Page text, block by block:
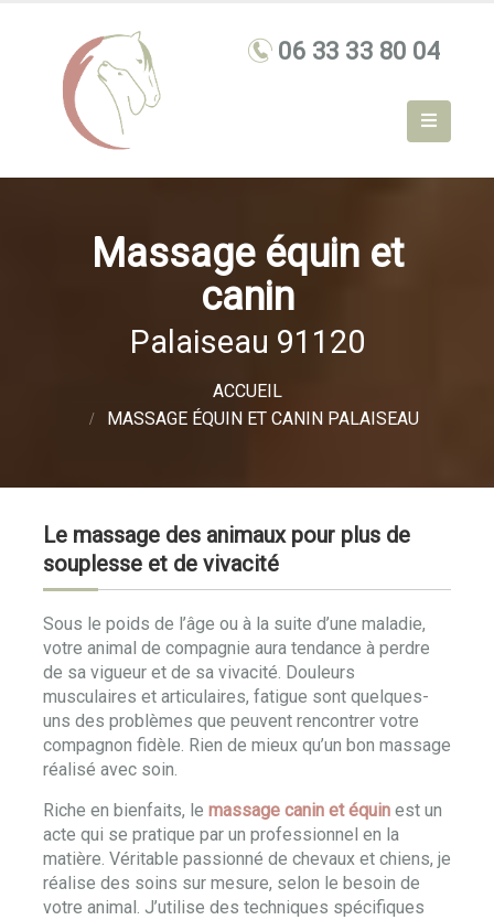
Massage équin et
canin
Palaiseau 91120
ACCUEIL
MASSAGE ÉQUIN ET CANIN PALAISEAU
Le massage des animaux pour plus de
souplesse et de vivacité
Sous le poids de l’âge ou à la suite d’une maladie,
votre animal de compagnie aura tendance à perdre
de sa vigueur et de sa vivacité. Douleurs
musculaires et articulaires, fatigue sont quelques-
uns des problèmes que peuvent rencontrer votre
compagnon fidèle. Rien de mieux qu’un bon massage
réalisé avec soin.
Riche en bienfaits, le massage canin et équin est un
acte qui se pratique par un professionnel en la
matière. Véritable passionné de chevaux et chiens, je
réalise des soins sur mesure, selon le besoin de
votre animal. J’utilise des techniques spécifiques